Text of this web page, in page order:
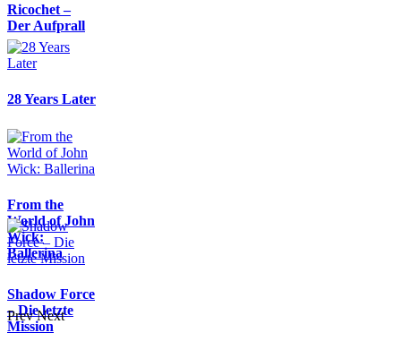
Ricochet –
Der Aufprall
28 Years Later
From the
World of John
Wick:
Ballerina
Shadow Force
– Die letzte
Mission
Prev Next